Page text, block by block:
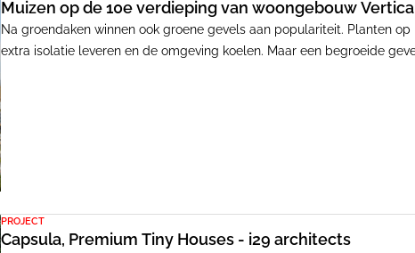
Muizen op de 10e verdieping van woongebouw
Na groendaken winnen ook groene gevels aan populariteit. Planten
extra isolatie leveren en de omgeving koelen. Maar een begroeide
PROJECT
Capsula, Premium Tiny Houses - i29 architects